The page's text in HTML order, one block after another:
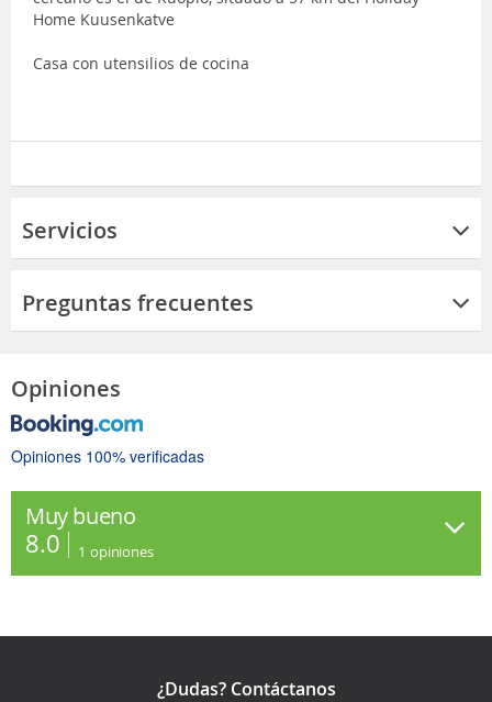
Home Kuusenkatve
Casa con utensilios de cocina
Servicios
Preguntas frecuentes
Opiniones
Opiniones 100% verificadas
Muy bueno
8.0 1 opiniones
¿Dudas? Contáctanos